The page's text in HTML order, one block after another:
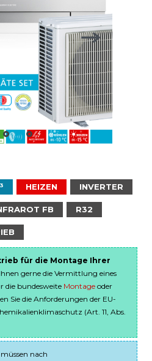
HEIZEN INVERTER
FB R32
für die Montage Ihrer
gerne die Vermittlung eines
die bundesweite Montage oder
Sie die Anforderungen der EU-
(Art. 11, Abs.
nach